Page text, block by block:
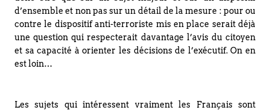
d’ensemble et non pas sur un détail de la mesure : pour ou
contre le dispositif anti-terroriste mis en place serait déjà
une question qui respecterait davantage l’avis du citoyen
et sa capacité à orienter les décisions de l’exécutif. On en
est loin…
Les sujets qui intéressent vraiment les Français sont